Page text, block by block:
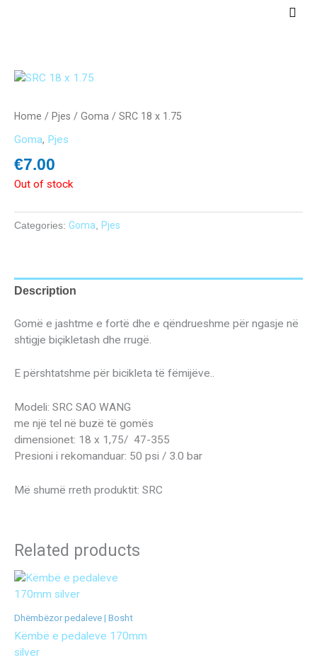
Main
Home / Pjes / Goma / SRC 18 x 1.75
Goma, Pjes
€7.00
Out of stock
Categories: Goma Pjes
Description
Gomë e jashtme e fortë dhe e qëndrueshme për ngasje në
shtigje biçikletash dhe rrugë.
E përshtatshme për bicikleta të fëmijëve..
Modeli: SRC SAO WANG
me një tel në buzë të gomës
dimensionet: 18 x 1,75/ 47-355
Presioni i rekomanduar: 50 psi / 3.0 bar
Më shumë rreth produktit: SRC
Related products
Dhëmbëzor pedaleve | Bosht
Këmbë e pedaleve 170mm
silver